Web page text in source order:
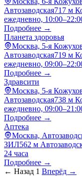
Автозаводская717 м
ежедневно,
Подробнее →
Планета здоровья
Москва, 5-я
Автозаводская719 м
ежедневно,
Подробнее →
Здравсити
Москва, 5-я
Автозаводская738 м
ежедневно,
Подробнее →
Аптека
Москва,
ЗИЛ562 м
24 часа
Подробнее →
← Назад 1 Вперёд →